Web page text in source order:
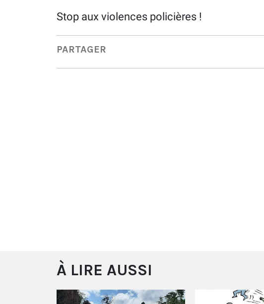
Stop aux violences policières !
PARTAGER
À LIRE AUSSI